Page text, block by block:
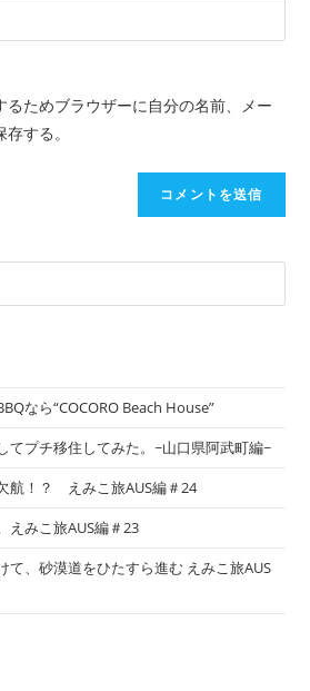
るためブラウザーに自分の名前、メー
する。
なら“COCORO Beach House”
てプチ移住してみた。~山口県阿武町編~
航！？ えみこ旅AUS編＃24
えみこ旅AUS編＃23
て、砂漠道をひたすら進む えみこ旅AUS